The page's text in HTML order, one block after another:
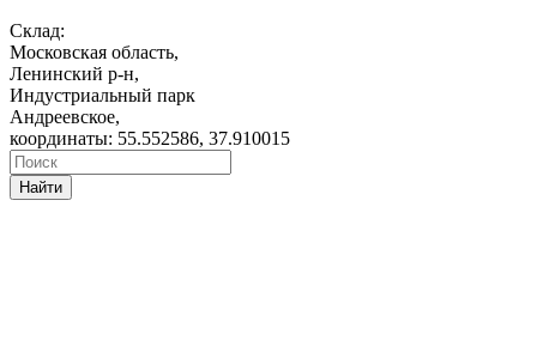
Склад:
Московская область,
Ленинский р-н,
Индустриальный парк
Андреевское,
координаты: 55.552586, 37.910015
Найти